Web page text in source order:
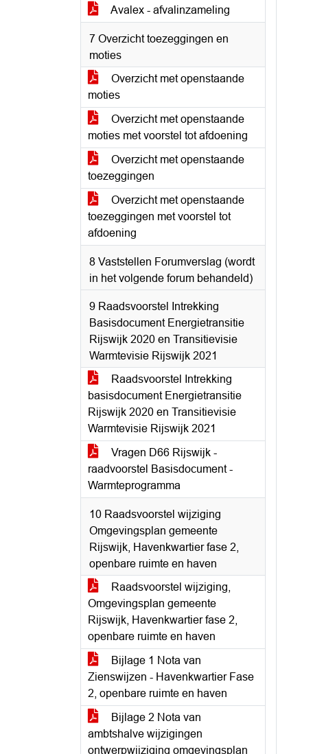
Avalex - afvalinzameling
7 Overzicht toezeggingen en
moties
Overzicht met openstaande
moties
Overzicht met openstaande
moties met voorstel tot afdoening
Overzicht met openstaande
toezeggingen
Overzicht met openstaande
toezeggingen met voorstel tot
afdoening
8 Vaststellen Forumverslag (wordt
in het volgende forum behandeld)
9 Raadsvoorstel Intrekking
Basisdocument Energietransitie
Rijswijk 2020 en Transitievisie
Warmtevisie Rijswijk 2021
Raadsvoorstel Intrekking
basisdocument Energietransitie
Rijswijk 2020 en Transitievisie
Warmtevisie Rijswijk 2021
Vragen D66 Rijswijk -
raadvoorstel Basisdocument -
Warmteprogramma
10 Raadsvoorstel wijziging
Omgevingsplan gemeente
Rijswijk, Havenkwartier fase 2,
openbare ruimte en haven
Raadsvoorstel wijziging,
Omgevingsplan gemeente
Rijswijk, Havenkwartier fase 2,
openbare ruimte en haven
Bijlage 1 Nota van
Zienswijzen - Havenkwartier Fase
2, openbare ruimte en haven
Bijlage 2 Nota van
ambtshalve wijzigingen
ontwerpwijziging omgevingsplan